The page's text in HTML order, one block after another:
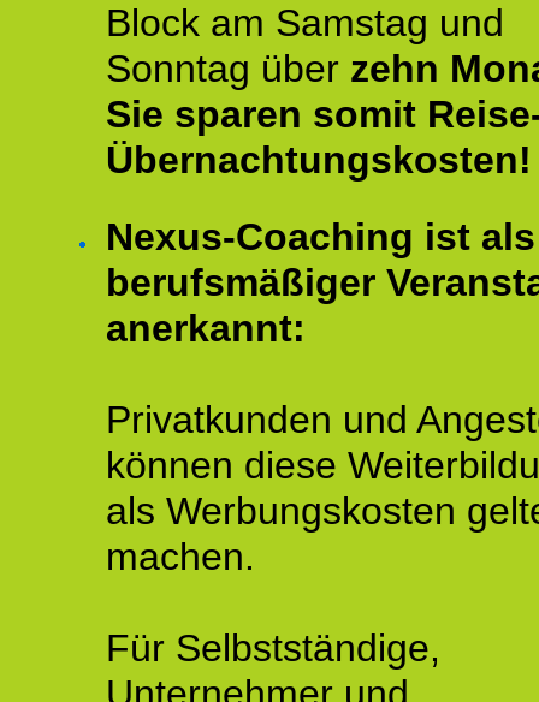
Block am Samstag und
Sonntag über zehn
Sie sparen somit
Übernachtungskosten!
Nexus-Coaching ist als
berufsmäßiger
anerkannt:
Privatkunden und
können diese
als Werbungskosten
machen.
Für Selbstständige,